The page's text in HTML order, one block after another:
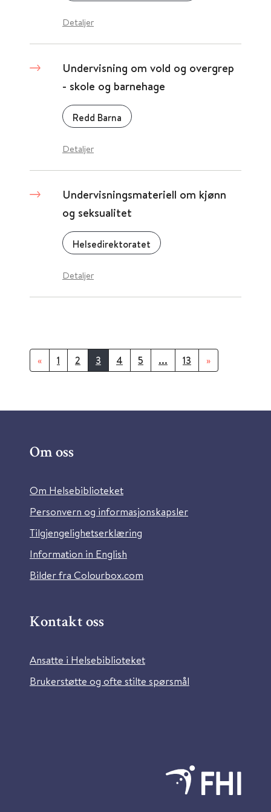
Detaljer
Undervisning om vold og overgrep
- skole og barnehage
Redd Barna
Detaljer
Undervisningsmateriell om kjønn
og seksualitet
Helsedirektoratet
Detaljer
« 1 2 3 4 5 ... 13 »
Om oss
Om Helsebiblioteket
Personvern og informasjonskapsler
Tilgjengelighetserklæring
Information in English
Bilder fra Colourbox.com
Kontakt oss
Ansatte i Helsebiblioteket
Brukerstøtte og ofte stilte spørsmål